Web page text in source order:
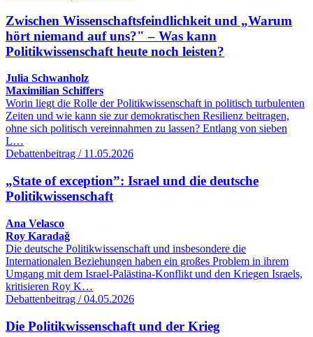
Zwischen Wissenschaftsfeindlichkeit und „Warum
hört niemand auf uns?" – Was kann
Politikwissenschaft heute noch leisten?
Julia Schwanholz
Maximilian Schiffers
Worin liegt die Rolle der Politikwissenschaft in politisch turbulenten
Zeiten und wie kann sie zur demokratischen Resilienz beitragen,
ohne sich politisch vereinnahmen zu lassen? Entlang von sieben
L…
Debattenbeitrag / 11.05.2026
„State of exception”: Israel und die deutsche
Politikwissenschaft
Ana Velasco
Roy Karadağ
Die deutsche Politikwissenschaft und insbesondere die
Internationalen Beziehungen haben ein großes Problem in ihrem
Umgang mit dem Israel-Palästina-Konflikt und den Kriegen Israels,
kritisieren Roy K…
Debattenbeitrag / 04.05.2026
Die Politikwissenschaft und der Krieg